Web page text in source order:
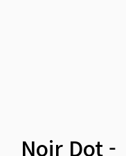
Noir Dot -